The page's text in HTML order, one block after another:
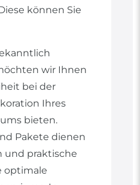
können Sie
wir Ihnen
bei der
Ihres
bieten.
Pakete dienen
und praktische
optimale